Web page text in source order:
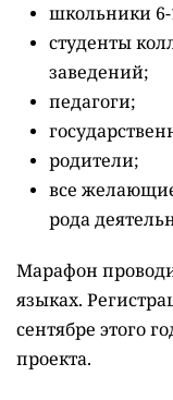
школьники 6-
студенты
заведений;
педагоги;
родители;
все
рода
Марафон
языках.
сентябре этого
проекта.